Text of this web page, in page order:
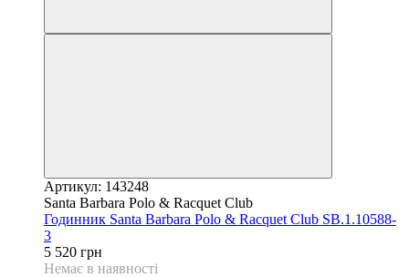
Артикул: 143248
Santa Barbara Polo & Racquet Club
Годинник Santa Barbara Polo & Racquet Club SB.1.10588-
3
5 520 грн
Немає в наявності